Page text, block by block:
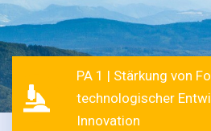
PA 1 | Stärkung von
technologischer
Innovation